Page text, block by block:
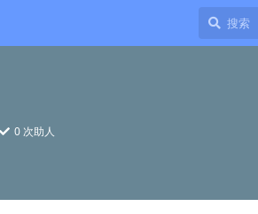
0 次助人